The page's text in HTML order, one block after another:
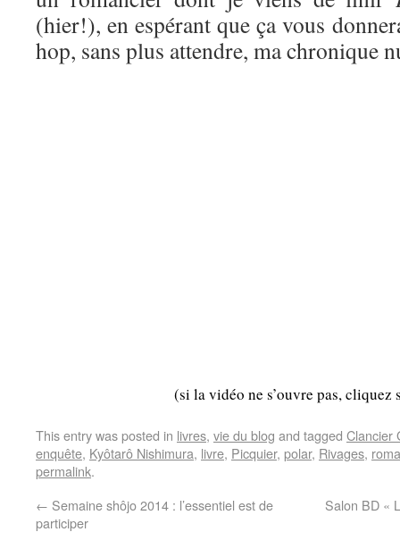
(hier!), en espérant que ça vous
hop, sans plus attendre, ma chronique
(si la vidéo ne s’ouvre pas, cliquez
This entry was posted in livres, vie du blog and tagged Clancier
enquête, Kyôtarô Nishimura, livre, Picquier, polar, Rivages,
permalink.
← Semaine shôjo 2014 : l’essentiel est de
participer
Salon BD «